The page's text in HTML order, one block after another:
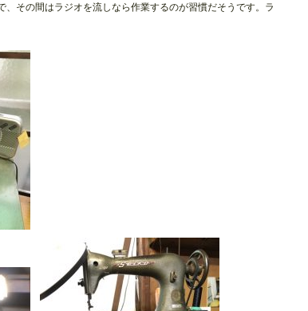
その間はラジオを流しなら作業するのが習慣だそうです。ラ